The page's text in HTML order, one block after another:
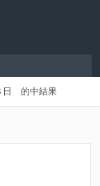
日 的中結果